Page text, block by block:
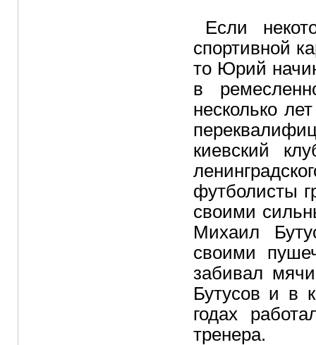
Если
спортивной
то Юрий
в
несколько
киевский
футболисты
своими
Михаил
своими
забивал
Бутусов и в
годах
тренера.